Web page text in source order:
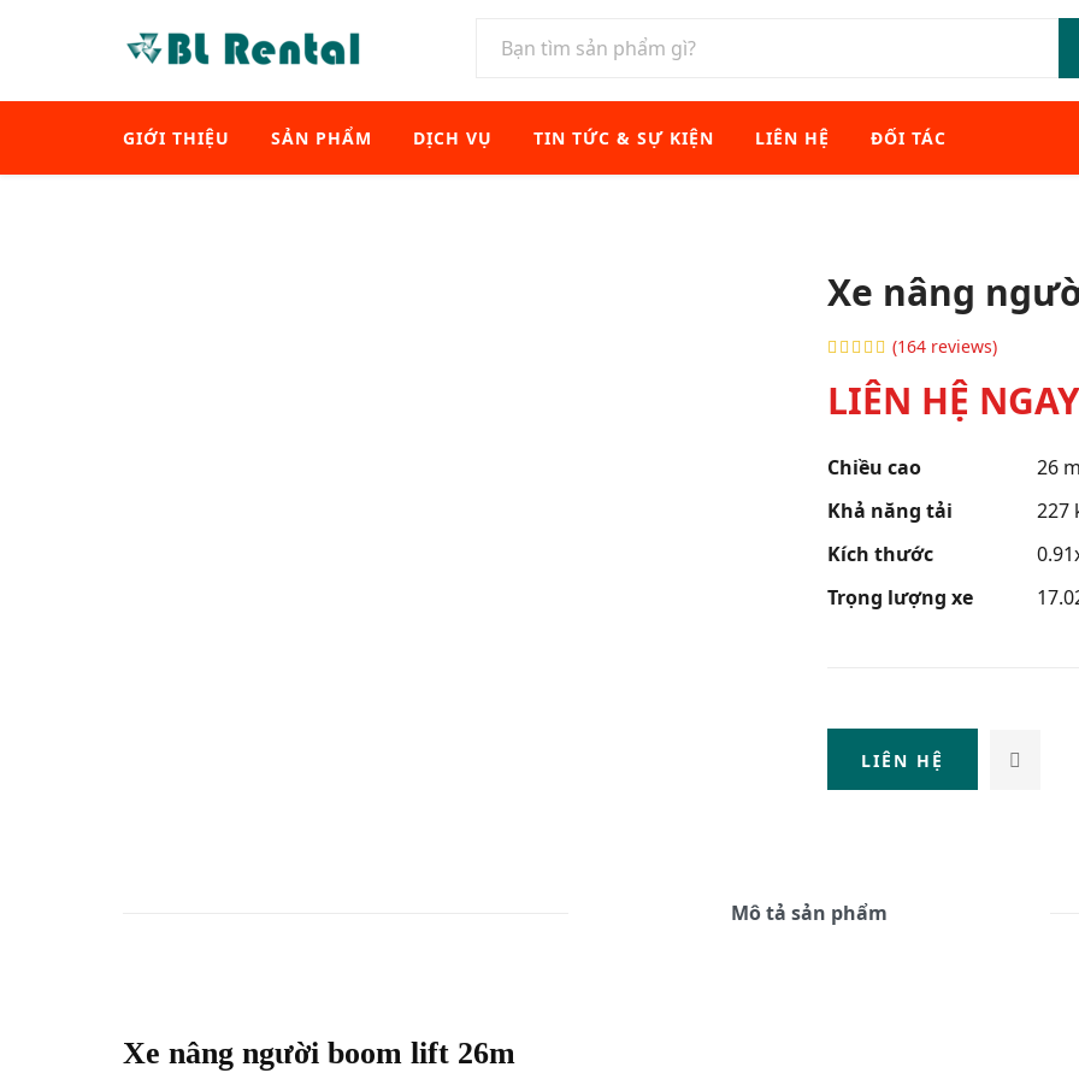
GIỚI THIỆU SẢN PHẨM DỊCH VỤ TIN TỨC & SỰ KIỆN LIÊN HỆ ĐỐI TÁC
Xe nâng
(164 reviews)
LIÊN HỆ NGAY
Chiều cao
26
Khả năng tải
227
Kích thước
Trọng lượng xe
LIÊN HỆ
Mô tả sản phẩm
Xe nâng người boom lift 26m